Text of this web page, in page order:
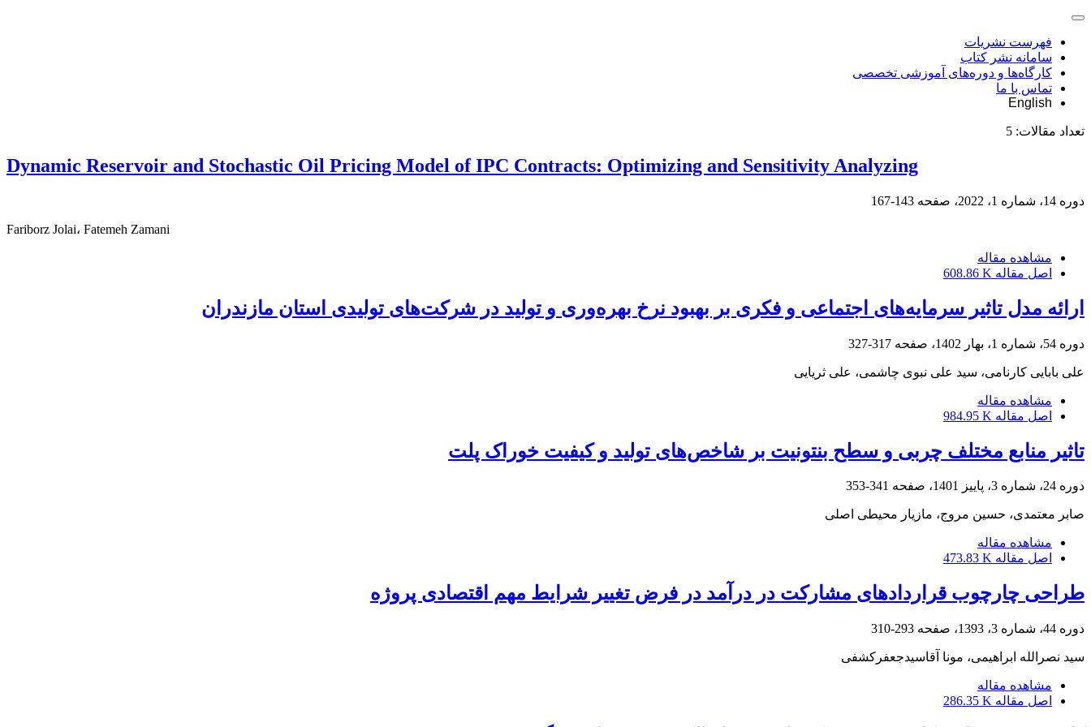
فهرست نشریات
سامانه نشر کتاب
کارگاه‌ها و دوره‌های آموزشی تخصصی
تماس با ما
English
تعداد مقالات: 5
Dynamic Reservoir and Stochastic Oil Pricing Model of IPC Contracts: Optimizing and Sensitivity Analyzing
دوره 14، شماره 1، 2022، صفحه 143-167
Fariborz Jolai، Fatemeh Zamani
مشاهده مقاله
اصل مقاله 608.86 K
ارائه مدل تاثیر سرمایه‌های اجتماعی و فکری بر بهبود نرخ بهره‌وری و تولید در شرکت‌های تولیدی استان مازندران
دوره 54، شماره 1، بهار 1402، صفحه 317-327
علی بابایی کارنامی، سید علی نبوی چاشمی، علی ثریایی
مشاهده مقاله
اصل مقاله 984.95 K
تاثیر منابع مختلف چربی و سطح بنتونیت بر شاخص‌های تولید و کیفیت خوراک پلت
دوره 24، شماره 3، پاییز 1401، صفحه 341-353
صابر معتمدی، حسین مروج، مازیار محیطی اصلی
مشاهده مقاله
اصل مقاله 473.83 K
طراحی چارچوب قراردادهای مشارکت در درآمد در فرض تغییر شرایط مهم اقتصادی پروژه
دوره 44، شماره 3، 1393، صفحه 293-310
سید نصرالله ابراهیمی، مونا آقاسیدجعفرکشفی
مشاهده مقاله
اصل مقاله 286.35 K